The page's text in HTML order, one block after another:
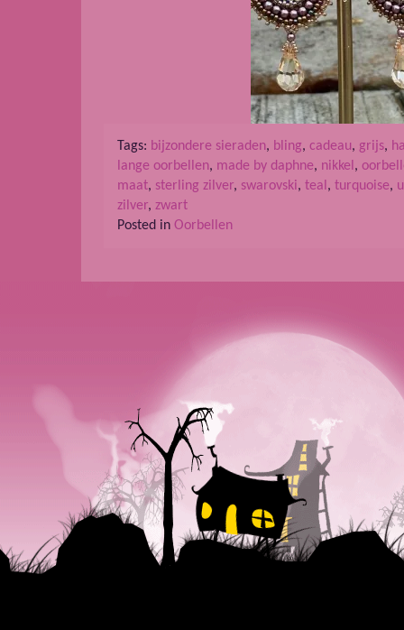
Tags: bijzondere sieraden, bling, cadeau, grijs,
lange oorbellen, made by daphne, nikkel ,
maat, sterling zilver, swarovski, teal , turquoise,
zilver, zwart
Posted in Oorbellen